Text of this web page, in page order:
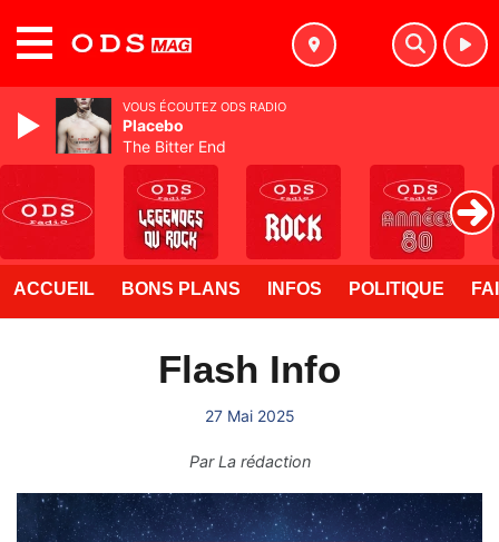
ACCUEIL BONS PLANS INFOS POLITIQUE
Flash Info
27 Mai 2025
ParLa rédaction
VOUS ÉCOUTEZ ODS RADIO
Placebo
The Bitter End